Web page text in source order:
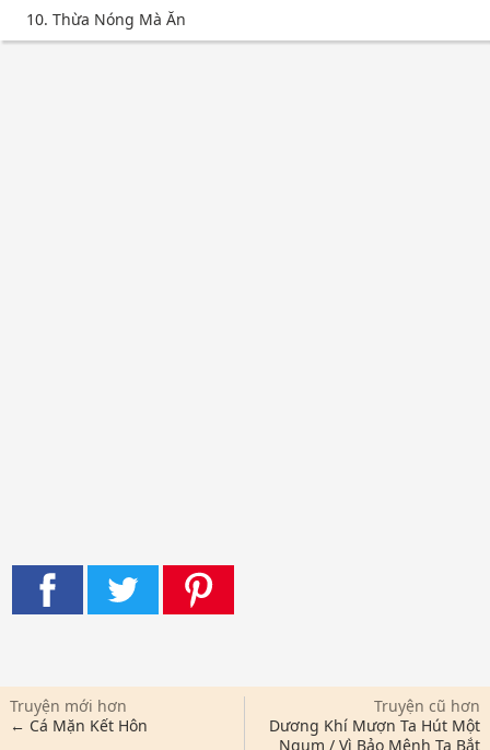
10. Thừa Nóng Mà Ăn
Truyện mới hơn
← Cá Mặn Kết Hôn
Truyện cũ hơn
Dương Khí Mượn Ta Hút Một
Ngụm / Vì Bảo Mệnh Ta Bắt